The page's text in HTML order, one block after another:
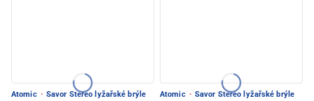
Atomic · Savor Stereo lyžařské brýle Atomic · Savor Stereo lyžařské brýle